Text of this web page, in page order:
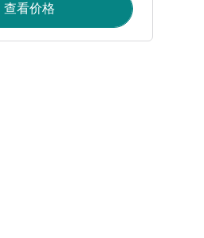
查看价格